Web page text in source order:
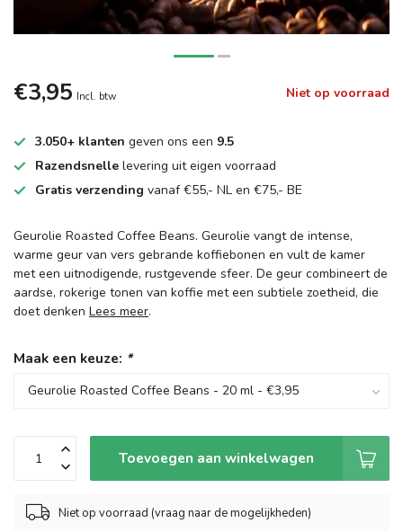
€3,95 Incl. btw Niet op voorraad
3.050+ klanten geven ons een 9.5
Razendsnelle levering uit eigen voorraad
Gratis verzending vanaf €55,- NL en €75,- BE
Geurolie Roasted Coffee Beans. Geurolie vangt de intense,
warme geur van vers gebrande koffiebonen en vult de kamer
met een uitnodigende, rustgevende sfeer. De geur combineert de
aardse, rokerige tonen van koffie met een subtiele zoetheid, die
doet denken Lees meer.
Maak een keuze: *
Toevoegen aan winkelwagen
Niet op voorraad (vraag naar de mogelijkheden)